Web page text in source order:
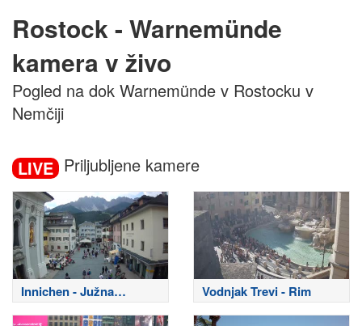
Rostock - Warnemünde
kamera v živo
Pogled na dok Warnemünde v Rostocku v
Nemčiji
LIVE Priljubljene kamere
Innichen - Južna
Tirolska
Vodnjak Trevi - Rim